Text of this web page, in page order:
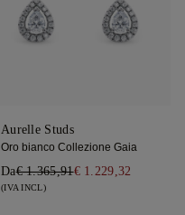
Aurelle Studs
Oro bianco Collezione Gaia
Da€ 1.365,91€ 1.229,32
(IVA INCL)